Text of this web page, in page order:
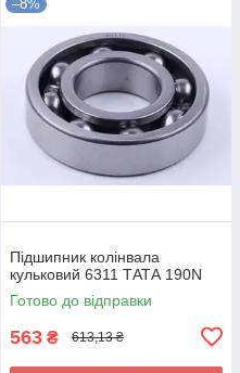
–8%
Підшипник колінвала
кульковий 6311 ТАТА 190N
Готово до відправки
563 ₴ 613,13 ₴